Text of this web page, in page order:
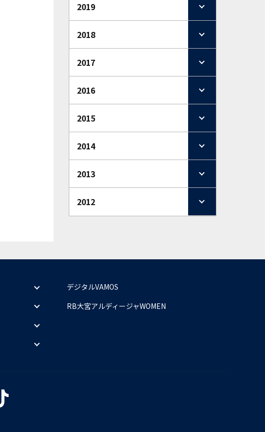
2019
2018
2017
2016
2015
2014
2013
2012
デジタルVAMOS
RB大宮アルディージャWOMEN